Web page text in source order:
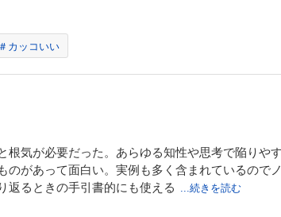
＃カッコいい
根気が必要だった。あらゆる知性や思考で陥りや
のがあって面白い。実例も多く含まれているので
返るときの手引書的にも使える ...続きを読む